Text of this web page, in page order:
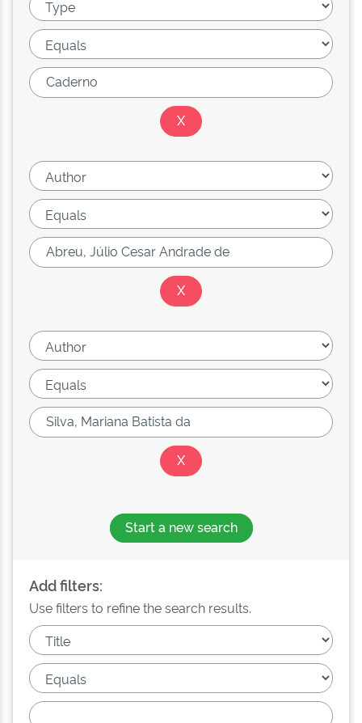
Start a new search
Add filters:
Use filters to refine the search results.